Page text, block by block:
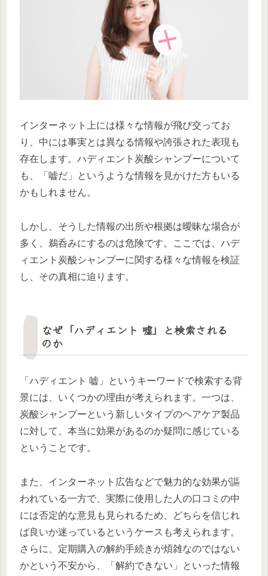
インターネット上には様々な情報が飛び交ってお
り、中には事実とは異なる情報や誇張された表現も
存在します。ハディエント炭酸シャンプーについて
も、「嘘だ」というような情報を見かけた方もいる
かもしれません。
しかし、そうした情報の出所や根拠は曖昧な場合が
多く、鵜呑みにするのは危険です。ここでは、ハデ
ィエント炭酸シャンプーに関する様々な情報を検証
し、その真相に迫ります。
なぜ「ハディエント 嘘」と検索される
のか
「ハディエント 嘘」というキーワードで検索する背
景には、いくつかの理由が考えられます。一つは、
炭酸シャンプーという新しいタイプのヘアケア製品
に対して、本当に効果があるのか疑問に感じている
ということです。
また、インターネット広告などで魅力的な効果が謳
われている一方で、実際に使用した人の口コミの中
には否定的な意見も見られるため、どちらを信じれ
ば良いか迷っているというケースも考えられます。
さらに、定期購入の解約手続きが煩雑なのではない
かという不安から、「解約できない」といった情報